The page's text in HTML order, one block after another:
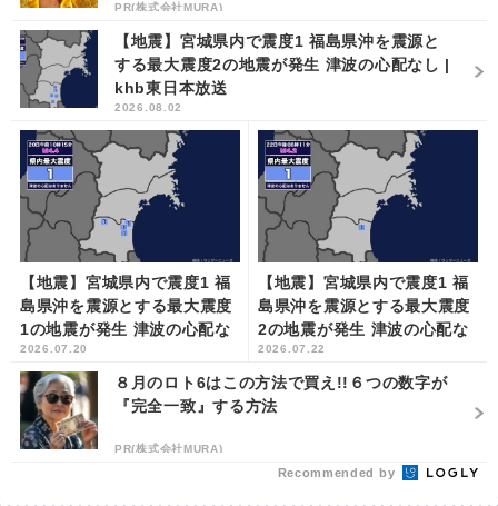
PR(株式会社MURA)
【地震】宮城県内で震度1 福島県沖を震源と
する最大震度2の地震が発生 津波の心配なし |
khb東日本放送
2026.08.02
【地震】宮城県内で震度1 福
島県沖を震源とする最大震度
1の地震が発生 津波の心配な
し | khb東日本放送
2026.07.20
【地震】宮城県内で震度1 福
島県沖を震源とする最大震度
2の地震が発生 津波の心配な
し | khb東日本放送
2026.07.22
８月のロト6はこの方法で買え!!６つの数字が
『完全一致』する方法
PR(株式会社MURA)
Recommended by